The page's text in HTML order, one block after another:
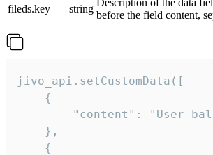
fileds.key
string
Description of the data
before the field content,
jivo_api.setCustomData([
    {
"content": "User
    },
    {